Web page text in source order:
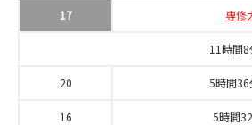
17 専修
11時間
20 5時間36
16 5時間